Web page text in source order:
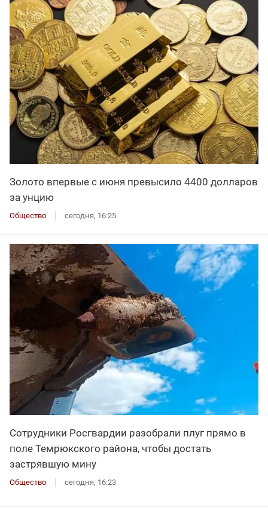
Золото впервые с июня превысило 4400 долларов
за унцию
Общество сегодня, 16:25
Сотрудники Росгвардии разобрали плуг прямо в
поле Темрюкского района, чтобы достать
застрявшую мину
Общество сегодня, 16:23